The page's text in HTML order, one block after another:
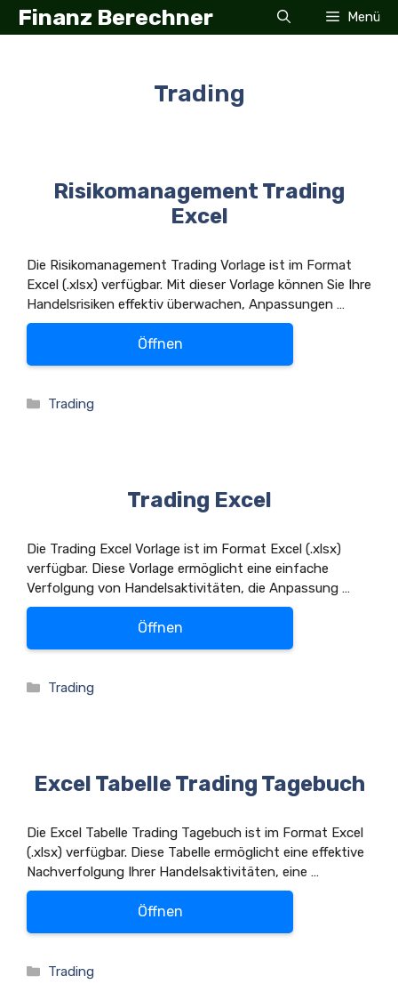
Zum
InhaltFinanz Berechner Menü
Trading
Risikomanagement Trading
Excel
Die Risikomanagement Trading Vorlage ist im Format
Excel (.xlsx) verfügbar. Mit dieser Vorlage können Sie Ihre
Handelsrisiken effektiv überwachen, Anpassungen …
Öffnen
Kategorien
Trading
Trading Excel
Die Trading Excel Vorlage ist im Format Excel (.xlsx)
verfügbar. Diese Vorlage ermöglicht eine einfache
Verfolgung von Handelsaktivitäten, die Anpassung …
Öffnen
Kategorien
Trading
Excel Tabelle Trading Tagebuch
Die Excel Tabelle Trading Tagebuch ist im Format Excel
(.xlsx) verfügbar. Diese Tabelle ermöglicht eine effektive
Nachverfolgung Ihrer Handelsaktivitäten, eine …
Öffnen
Kategorien
Trading